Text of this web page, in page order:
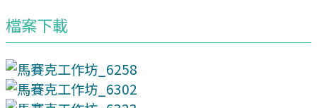
檔案下載